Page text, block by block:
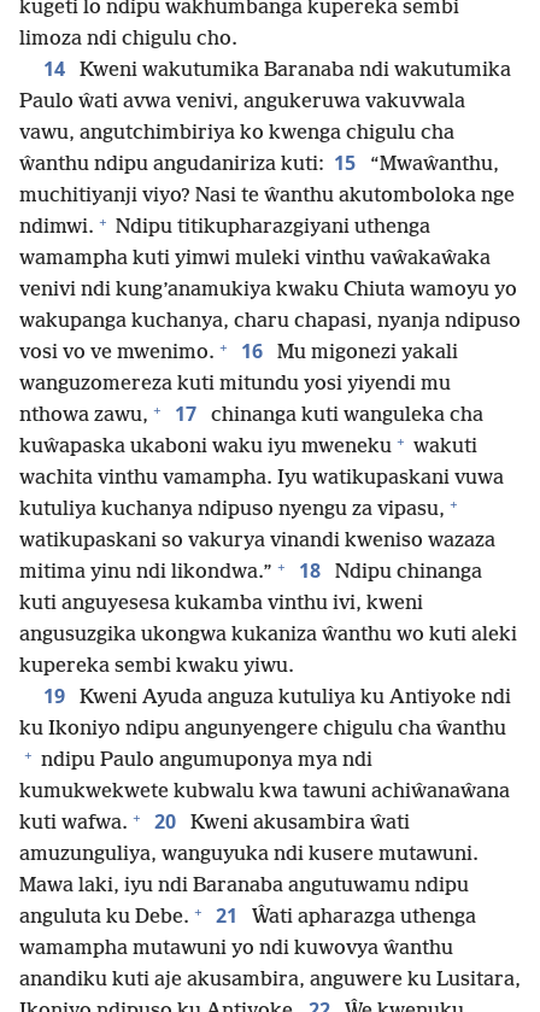
kugeti lo ndipu wakhumbanga kupereka sembi
limoza ndi chigulu cho.
14
Kweni wakutumika Baranaba ndi wakutumika
Paulo ŵati avwa venivi, angukeruwa vakuvwala
vawu, angutchimbiriya ko kwenga chigulu cha
ŵanthu ndipu angudaniriza kuti: 15
“Mwaŵanthu,
muchitiyanji viyo? Nasi te ŵanthu akutomboloka nge
ndimwi. + Ndipu titikupharazgiyani uthenga
wamampha kuti yimwi muleki vinthu vaŵakaŵaka
venivi ndi kung’anamukiya kwaku Chiuta wamoyu yo
wakupanga kuchanya, charu chapasi, nyanja ndipuso
vosi vo ve mwenimo. + 16
Mu migonezi yakali
wanguzomereza kuti mitundu yosi yiyendi mu
nthowa zawu, + 17
chinanga kuti wanguleka cha
kuŵapaska ukaboni waku iyu mweneku + wakuti
wachita vinthu vamampha. Iyu watikupaskani vuwa
kutuliya kuchanya ndipuso nyengu za vipasu, +
watikupaskani so vakurya vinandi kweniso wazaza
mitima yinu ndi likondwa.” + 18
Ndipu chinanga
kuti anguyesesa kukamba vinthu ivi, kweni
angusuzgika ukongwa kukaniza ŵanthu wo kuti aleki
kupereka sembi kwaku yiwu.
19
Kweni Ayuda anguza kutuliya ku Antiyoke ndi
ku Ikoniyo ndipu angunyengere chigulu cha ŵanthu
+ ndipu Paulo angumuponya mya ndi
kumukwekwete kubwalu kwa tawuni achiŵanaŵana
kuti wafwa. + 20
Kweni akusambira ŵati
amuzunguliya, wanguyuka ndi kusere mutawuni.
Mawa laki, iyu ndi Baranaba angutuwamu ndipu
anguluta ku Debe. + 21
Ŵati apharazga uthenga
wamampha mutawuni yo ndi kuwovya ŵanthu
anandiku kuti aje akusambira, anguwere ku Lusitara,